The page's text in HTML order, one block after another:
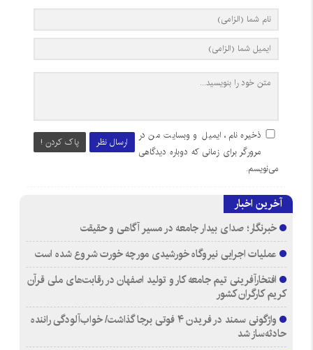
ارسال نظر پاک کردن !
ذخیره نام، ایمیل و وبسایت من در
مرورگر برای زمانی که دوباره دیدگاهی
می‌نویسم.
آخرین اخبار
خبرنگار؛ صدای بیدار جامعه در مسیر آگاهی و حقیقت
عملیات اجرایی نیروگاه خورشیدی مورچه خورت شروع شده است
افتخارآفرینی تیم جامعه کار و تولید اصفهان در رقابت‌های ملی قرآن
کریم کارگران کشور
واژگونی سمند در فریدن ۴ فوتی برجا گذاشت/ خواب‌آلودگی راننده
حادثه‌ساز شد